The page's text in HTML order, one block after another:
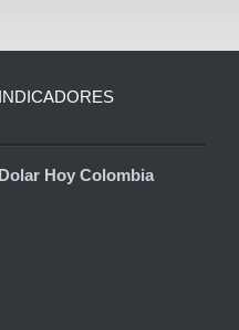
INDICADORES
Dolar Hoy Colombia